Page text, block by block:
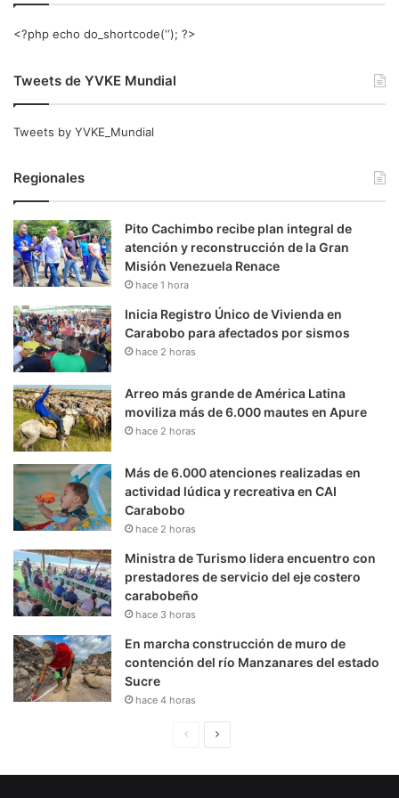
<?php echo do_shortcode(‘‘); ?>
Tweets de YVKE Mundial
Tweets by YVKE_Mundial
Regionales
Pito Cachimbo recibe plan integral de
atención y reconstrucción de la Gran
Misión Venezuela Renace
hace 1 hora
Inicia Registro Único de Vivienda en
Carabobo para afectados por sismos
hace 2 horas
Arreo más grande de América Latina
moviliza más de 6.000 mautes en Apure
hace 2 horas
Más de 6.000 atenciones realizadas en
actividad lúdica y recreativa en CAI
Carabobo
hace 2 horas
Ministra de Turismo lidera encuentro con
prestadores de servicio del eje costero
carabobeño
hace 3 horas
En marcha construcción de muro de
contención del río Manzanares del estado
Sucre
hace 4 horas